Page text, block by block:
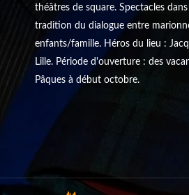
théâtres de square. Spectacles dans
tradition du dialogue entre
enfants/famille. Héros du lieu :
Lille. Période d'ouverture : des
Pâques à début octobre.